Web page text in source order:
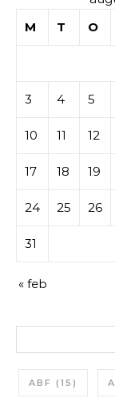
M
T O
3 4 5
10 11 12
17 18 19
24 25 26
31
« feb
ABF (15)